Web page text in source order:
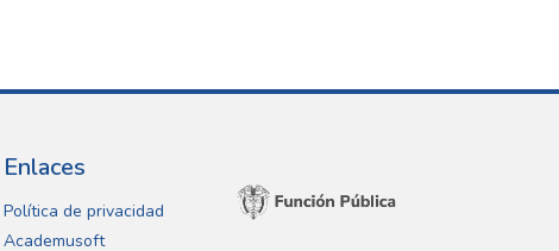
Enlaces
Política de privacidad
Academusoft